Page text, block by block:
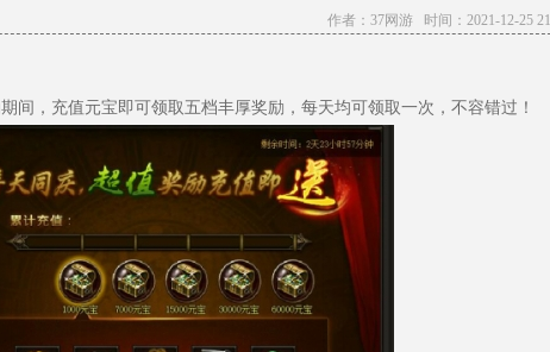
作者：37网游 时间：2021-12-25
间，充值元宝即可领取五档丰厚奖励，每天均可领取一次，不容错过！